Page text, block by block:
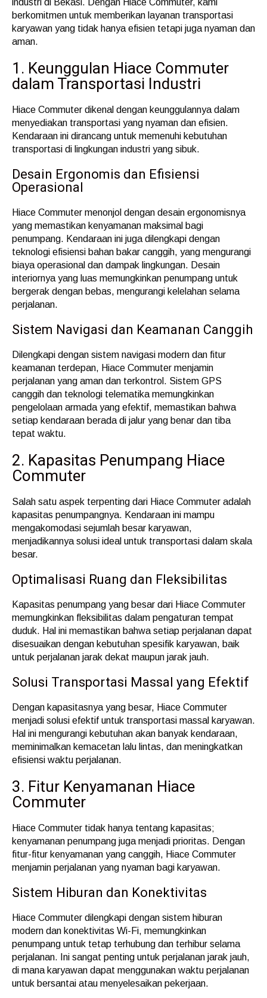
industri di Bekasi. Dengan Hiace Commuter, kami
berkomitmen untuk memberikan layanan transportasi
karyawan yang tidak hanya efisien tetapi juga nyaman dan
aman.
1. Keunggulan Hiace Commuter
dalam Transportasi Industri
Hiace Commuter dikenal dengan keunggulannya dalam
menyediakan transportasi yang nyaman dan efisien.
Kendaraan ini dirancang untuk memenuhi kebutuhan
transportasi di lingkungan industri yang sibuk.
Desain Ergonomis dan Efisiensi
Operasional
Hiace Commuter menonjol dengan desain ergonomisnya
yang memastikan kenyamanan maksimal bagi
penumpang. Kendaraan ini juga dilengkapi dengan
teknologi efisiensi bahan bakar canggih, yang mengurangi
biaya operasional dan dampak lingkungan. Desain
interiornya yang luas memungkinkan penumpang untuk
bergerak dengan bebas, mengurangi kelelahan selama
perjalanan.
Sistem Navigasi dan Keamanan Canggih
Dilengkapi dengan sistem navigasi modern dan fitur
keamanan terdepan, Hiace Commuter menjamin
perjalanan yang aman dan terkontrol. Sistem GPS
canggih dan teknologi telematika memungkinkan
pengelolaan armada yang efektif, memastikan bahwa
setiap kendaraan berada di jalur yang benar dan tiba
tepat waktu.
2. Kapasitas Penumpang Hiace
Commuter
Salah satu aspek terpenting dari Hiace Commuter adalah
kapasitas penumpangnya. Kendaraan ini mampu
mengakomodasi sejumlah besar karyawan,
menjadikannya solusi ideal untuk transportasi dalam skala
besar.
Optimalisasi Ruang dan Fleksibilitas
Kapasitas penumpang yang besar dari Hiace Commuter
memungkinkan fleksibilitas dalam pengaturan tempat
duduk. Hal ini memastikan bahwa setiap perjalanan dapat
disesuaikan dengan kebutuhan spesifik karyawan, baik
untuk perjalanan jarak dekat maupun jarak jauh.
Solusi Transportasi Massal yang Efektif
Dengan kapasitasnya yang besar, Hiace Commuter
menjadi solusi efektif untuk transportasi massal karyawan.
Hal ini mengurangi kebutuhan akan banyak kendaraan,
meminimalkan kemacetan lalu lintas, dan meningkatkan
efisiensi waktu perjalanan.
3. Fitur Kenyamanan Hiace
Commuter
Hiace Commuter tidak hanya tentang kapasitas;
kenyamanan penumpang juga menjadi prioritas. Dengan
fitur-fitur kenyamanan yang canggih, Hiace Commuter
menjamin perjalanan yang nyaman bagi karyawan.
Sistem Hiburan dan Konektivitas
Hiace Commuter dilengkapi dengan sistem hiburan
modern dan konektivitas Wi-Fi, memungkinkan
penumpang untuk tetap terhubung dan terhibur selama
perjalanan. Ini sangat penting untuk perjalanan jarak jauh,
di mana karyawan dapat menggunakan waktu perjalanan
untuk bersantai atau menyelesaikan pekerjaan.